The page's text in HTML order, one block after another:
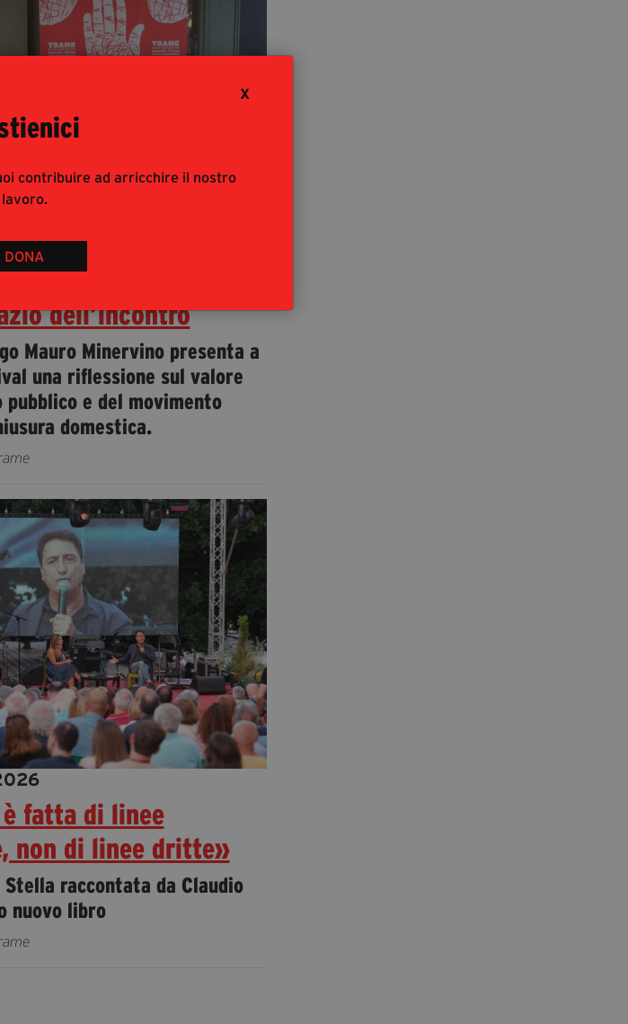
X
contribuire ad arricchire il nostro
lavoro.
DONA
e libertà, la strada
dell’incontro
Mauro Minervino presenta a
una riflessione sul valore
pubblico e del movimento
domestica.
fatta di linee
non di linee dritte»
raccontata da Claudio
nuovo libro